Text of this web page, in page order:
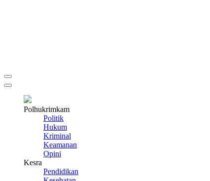
Polhukrimkam
Politik
Hukum
Kriminal
Keamanan
Opini
Kesra
Pendidikan